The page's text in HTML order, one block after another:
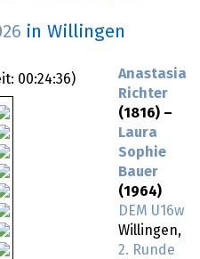
in Willingen
00:24:36)
Anastasia
Richter
(1816) –
Laura
Sophie
Bauer
(1964)
DEM U16w
Willingen,
2. Runde